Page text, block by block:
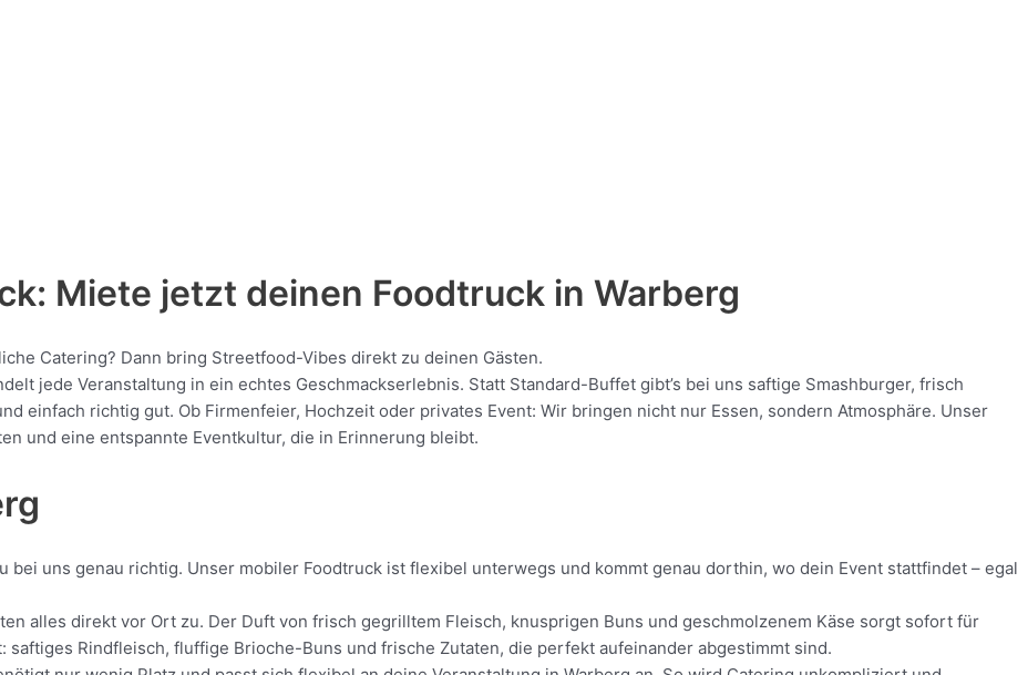
Miete jetzt deinen Foodtruck in Warberg
Catering? Dann bring Streetfood-Vibes direkt zu deinen Gästen.
jede Veranstaltung in ein echtes Geschmackserlebnis. Statt Standard-Buffet gibt’s bei uns saftige Smashburger, frisch
einfach richtig gut. Ob Firmenfeier, Hochzeit oder privates Event: Wir bringen nicht nur Essen, sondern Atmosphäre. Unser
und eine entspannte Eventkultur, die in Erinnerung bleibt.
bei uns genau richtig. Unser mobiler Foodtruck ist flexibel unterwegs und kommt genau dorthin, wo dein Event stattfindet – egal
alles direkt vor Ort zu. Der Duft von frisch gegrilltem Fleisch, knusprigen Buns und geschmolzenem Käse sorgt sofort für
Rindfleisch, fluffige Brioche-Buns und frische Zutaten, die perfekt aufeinander abgestimmt sind.